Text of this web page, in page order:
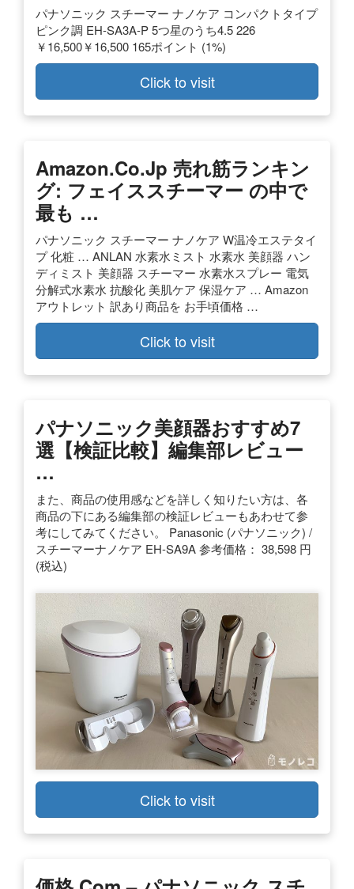
パナソニック スチーマー ナノケア コンパクトタイプ
ピンク調 EH-SA3A-P 5つ星のうち4.5 226
￥16,500￥16,500 165ポイント (1%)
Click to visit
Amazon.co.jp 売れ筋ランキン
グ: フェイススチーマー の中で
最も …
パナソニック スチーマー ナノケア W温冷エステタイ
プ 化粧 … ANLAN 水素水ミスト 水素水 美顔器 ハン
ディミスト 美顔器 スチーマー 水素水スプレー 電気
分解式水素水 抗酸化 美肌ケア 保湿ケア … Amazon
アウトレット 訳あり商品を お手頃価格 …
Click to visit
パナソニック美顔器おすすめ7
選【検証比較】編集部レビュー
…
また、商品の使用感などを詳しく知りたい方は、各
商品の下にある編集部の検証レビューもあわせて参
考にしてみてください。 Panasonic (パナソニック) /
スチーマーナノケア EH-SA9A 参考価格： 38,598 円
(税込)
Click to visit